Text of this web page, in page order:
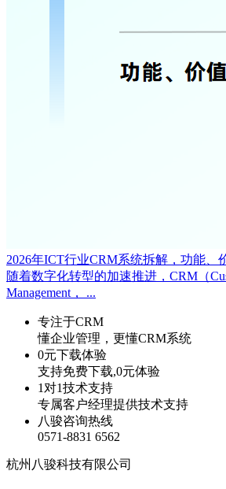
2026年ICT行业CRM系统拆解，功能、
随着数字化转型的加速推进，CRM（
Management， ...
专注于CRM
懂企业管理，更懂CRM系统
0元下载体验
支持免费下载,0元体验
1对1技术支持
专属客户经理提供技术支持
八骏咨询热线
0571-8831 6562
杭州八骏科技有限公司